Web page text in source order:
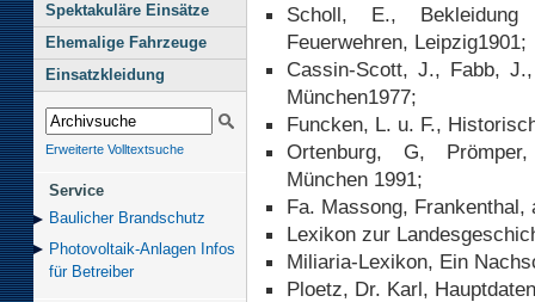
Spektakuläre Einsätze
Ehemalige Fahrzeuge
Einsatzkleidung
Erweiterte Volltextsuche
Service
Baulicher Brand­schutz
Photovoltaik-Anlagen Infos
für Betreiber
Scholl, E., Bekleidung
Feuerwehren, Leipzig1901;
Cassin-Scott, J., Fabb,
München1977;
Funcken, L. u. F.,
Ortenburg, G,
München 1991;
Fa. Massong,
Lexikon zur
Miliaria-Lexikon, Ein
Ploetz, Dr. Karl,